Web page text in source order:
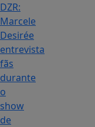
DZR:
Marcele
Desirée
entrevista
fãs
durante
o
show
de